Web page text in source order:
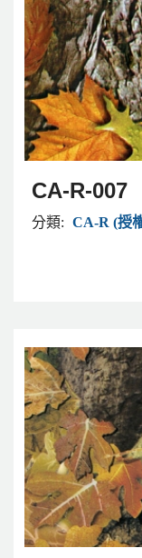
CA-R-007
分類: CA-R (授